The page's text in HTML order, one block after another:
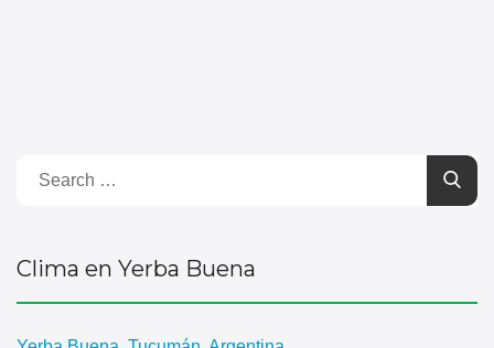
Clima en Yerba Buena